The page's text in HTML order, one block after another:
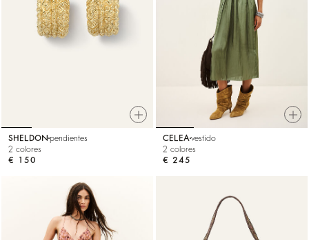
SHELDON pendientes
2 colores
€ 150
CELEA vestido
2 colores
€ 245